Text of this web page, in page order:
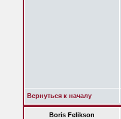
Вернуться к началу
Boris Felikson